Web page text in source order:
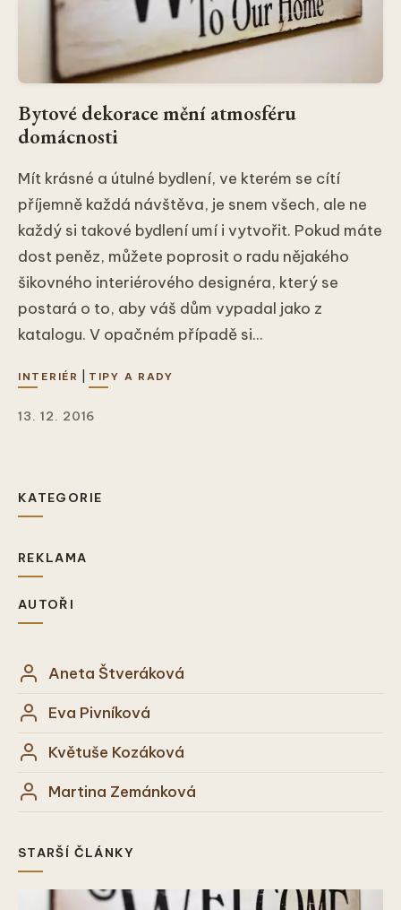
Bytové dekorace mění atmosféru
domácnosti
Mít krásné a útulné bydlení, ve kterém se cítí
příjemně každá návštěva, je snem všech, ale ne
každý si takové bydlení umí i vytvořit. Pokud máte
dost peněz, můžete poprosit o radu nějakého
šikovného interiérového designéra, který se
postará o to, aby váš dům vypadal jako z
katalogu. V opačném případě si...
INTERIÉR TIPY A RADY
13. 12. 2016
KATEGORIE
REKLAMA
AUTOŘI
Aneta Štveráková
Eva Pivníková
Květuše Kozáková
Martina Zemánková
STARŠÍ ČLÁNKY